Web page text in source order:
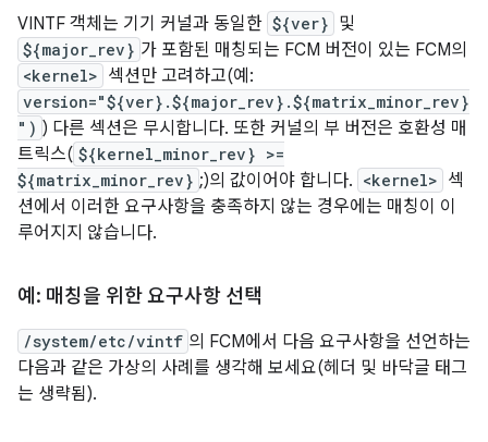
VINTF 객체는 기기 커널과 동일한 ${ver} 및
${major_rev} 가 포함된 매칭되는 FCM 버전이 있는 FCM의
<kernel> 섹션만 고려하고(예:
version="${ver}.${major_rev}.${matrix_minor_rev}
") ) 다른 섹션은 무시합니다. 또한 커널의 부 버전은 호환성 매
트릭스( ${kernel_minor_rev} >=
${matrix_minor_rev} ;)의 값이어야 합니다. <kernel> 섹
션에서 이러한 요구사항을 충족하지 않는 경우에는 매칭이 이
루어지지 않습니다.
예: 매칭을 위한 요구사항 선택
/system/etc/vintf 의 FCM에서 다음 요구사항을 선언하는
다음과 같은 가상의 사례를 생각해 보세요(헤더 및 바닥글 태그
는 생략됨).